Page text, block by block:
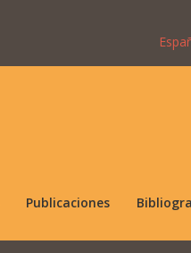
Publicaciones